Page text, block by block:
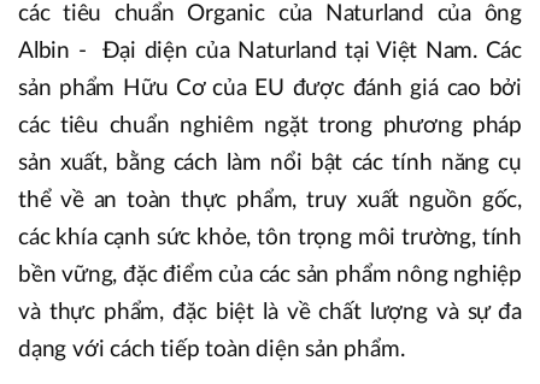
các tiêu chuẩn Organic của Naturland của ông
Albin - Đại diện của Naturland tại Việt Nam. Các
sản phẩm Hữu Cơ của EU được đánh giá cao bởi
các tiêu chuẩn nghiêm ngặt trong phương pháp
sản xuất, bằng cách làm nổi bật các tính năng cụ
thể về an toàn thực phẩm, truy xuất nguồn gốc,
các khía cạnh sức khỏe, tôn trọng môi trường, tính
bền vững, đặc điểm của các sản phẩm nông nghiệp
và thực phẩm, đặc biệt là về chất lượng và sự đa
dạng với cách tiếp toàn diện sản phẩm.